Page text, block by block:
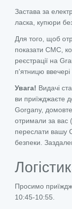
Застава за
ласка, купюри
Для того, щоб
показати СМС,
реєстрації на
п'ятницю ввечері
Увага! Видачі
ви приїжджаєте
Gorgany,
отримали за вас
переслати вашу
безпеки.
Просимо
10:45-10:55.